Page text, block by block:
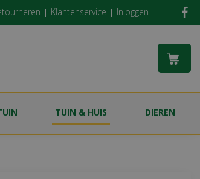
Klantenservice Inloggen
TUIN & HUIS DIEREN